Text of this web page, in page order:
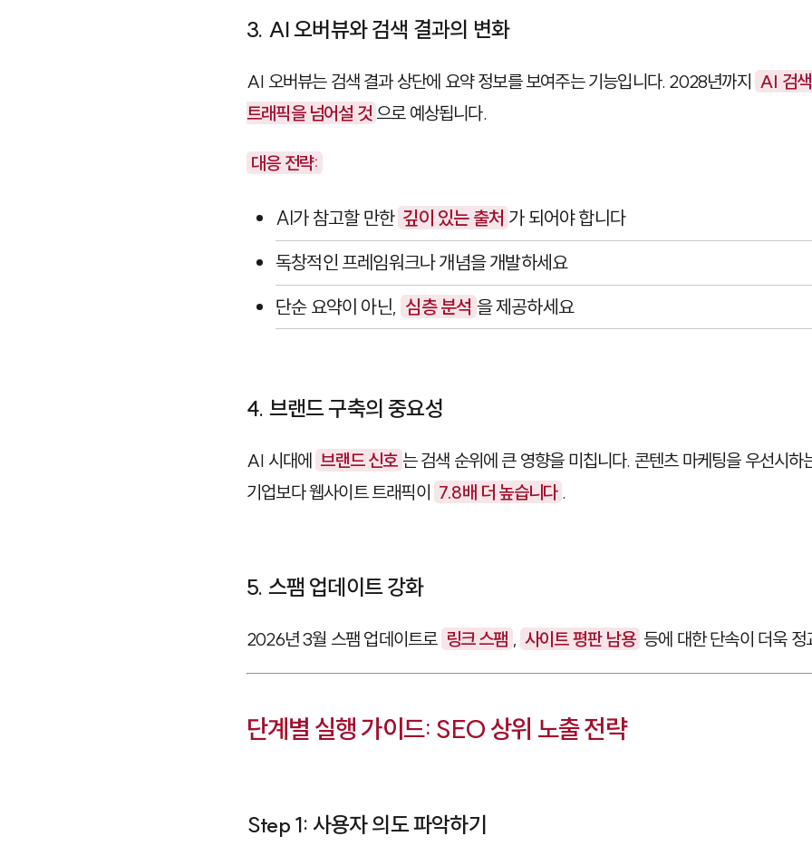
3. AI 오버뷰와 검색 결과의 변화
AI 오버뷰는 검색 결과 상단에 요약 정보를 보여주는 기능입니다. 2028년까지 AI 검
트래픽을 넘어설 것 으로 예상됩니다.
대응 전략:
AI가 참고할 만한 깊이 있는 출처 가 되어야 합니다
독창적인 프레임워크나 개념을 개발하세요
단순 요약이 아닌, 심층 분석 을 제공하세요
4. 브랜드 구축의 중요성
AI 시대에 브랜드 신호 는 검색 순위에 큰 영향을 미칩니다. 콘텐츠 마케팅을 우선시하
기업보다 웹사이트 트래픽이 7.8배 더 높습니다 .
5. 스팸 업데이트 강화
2026년 3월 스팸 업데이트로 링크 스팸 , 사이트 평판 남용 등에 대한 단속이 더욱 정
단계별 실행 가이드: SEO 상위 노출 전략
Step 1: 사용자 의도 파악하기